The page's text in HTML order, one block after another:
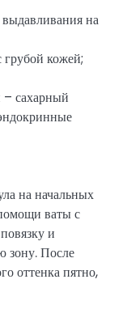
на
грубой кожей;
– сахарный
на начальных
ваты с
и
зону. После
оттенка пятно,